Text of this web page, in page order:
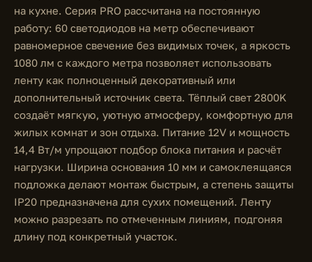
на кухне. Серия PRO рассчитана на постоянную
работу: 60 светодиодов на метр обеспечивают
равномерное свечение без видимых точек, а яркость
1080 лм с каждого метра позволяет использовать
ленту как полноценный декоративный или
дополнительный источник света. Тёплый свет 2800K
создаёт мягкую, уютную атмосферу, комфортную для
жилых комнат и зон отдыха. Питание 12V и мощность
14,4 Вт/м упрощают подбор блока питания и расчёт
нагрузки. Ширина основания 10 мм и самоклеящаяся
подложка делают монтаж быстрым, а степень защиты
IP20 предназначена для сухих помещений. Ленту
можно разрезать по отмеченным линиям, подгоняя
длину под конкретный участок.